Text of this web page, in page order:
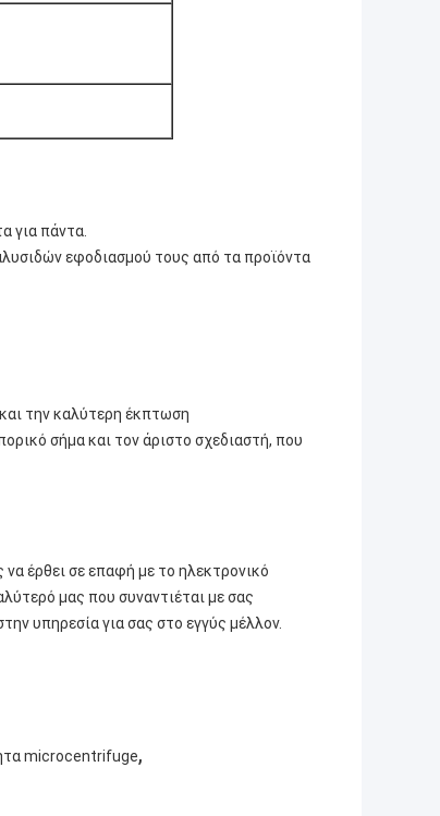
για πάντα.
εφοδιασμού τους από τα προϊόντα
την καλύτερη έκπτωση
σήμα και τον άριστο σχεδιαστή, που
έρθει σε επαφή με το ηλεκτρονικό
μας που συναντιέται με σας
υπηρεσία για σας στο εγγύς μέλλον.
microcentrifuge,